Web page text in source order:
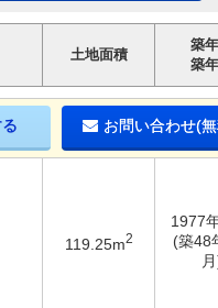
土地面積
築
築
お問い合わせ(
119.25m2
1977
(築48